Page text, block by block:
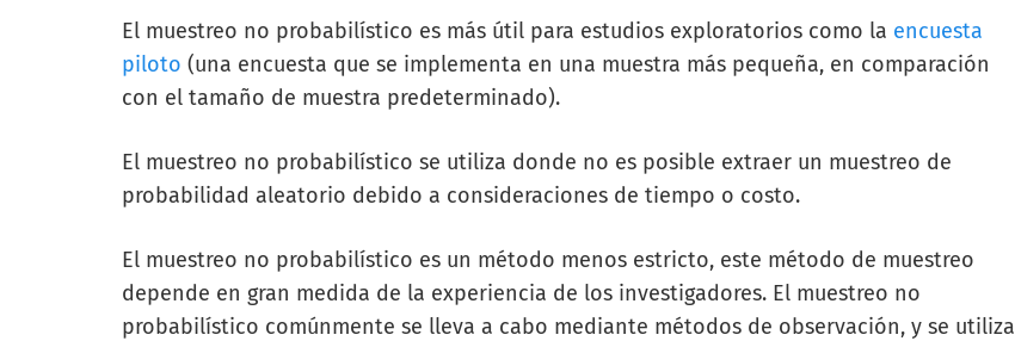
El muestreo no probabilístico es más útil para estudios exploratorios como la encuesta
piloto (una encuesta que se implementa en una muestra más pequeña, en comparación
con el tamaño de muestra predeterminado).
El muestreo no probabilístico se utiliza donde no es posible extraer un muestreo de
probabilidad aleatorio debido a consideraciones de tiempo o costo.
El muestreo no probabilístico es un método menos estricto, este método de muestreo
depende en gran medida de la experiencia de los investigadores. El muestreo no
probabilístico comúnmente se lleva a cabo mediante métodos de observación, y se utiliza